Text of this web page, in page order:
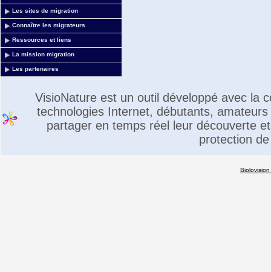
Les sites de migration
Connaître les migrateurs
Ressources et liens
La mission migration
Les partenaires
VisioNature est un outil développé avec la
technologies Internet, débutants,
partager en temps réel leur découverte
protection
Biolovision